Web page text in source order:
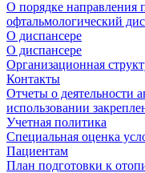
О порядке
офтальмологический
О диспансере
О диспансере
Организационная
Контакты
Отчеты о деятельности
использовании
Учетная политика
Специальная оценка
Пациентам
План подготовки к